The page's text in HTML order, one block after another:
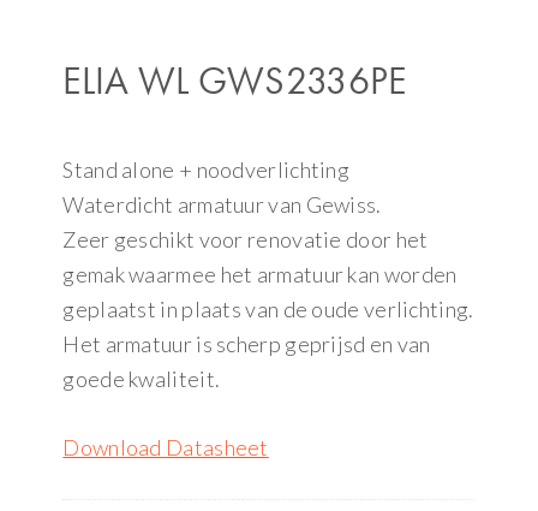
ELIA WL GWS2336PE
Stand alone + noodverlichting
Waterdicht armatuur van Gewiss.
Zeer geschikt voor renovatie door het
gemak waarmee het armatuur kan worden
geplaatst in plaats van de oude verlichting.
Het armatuur is scherp geprijsd en van
goede kwaliteit.
Download Datasheet